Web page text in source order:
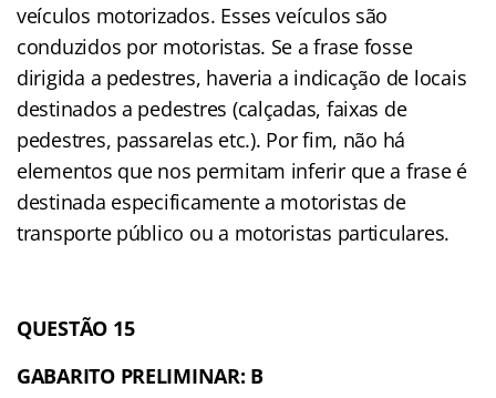
veículos motorizados. Esses veículos são
conduzidos por motoristas. Se a frase fosse
dirigida a pedestres, haveria a indicação de locais
destinados a pedestres (calçadas, faixas de
pedestres, passarelas etc.). Por fim, não há
elementos que nos permitam inferir que a frase é
destinada especificamente a motoristas de
transporte público ou a motoristas particulares.
QUESTÃO 15
GABARITO PRELIMINAR: B